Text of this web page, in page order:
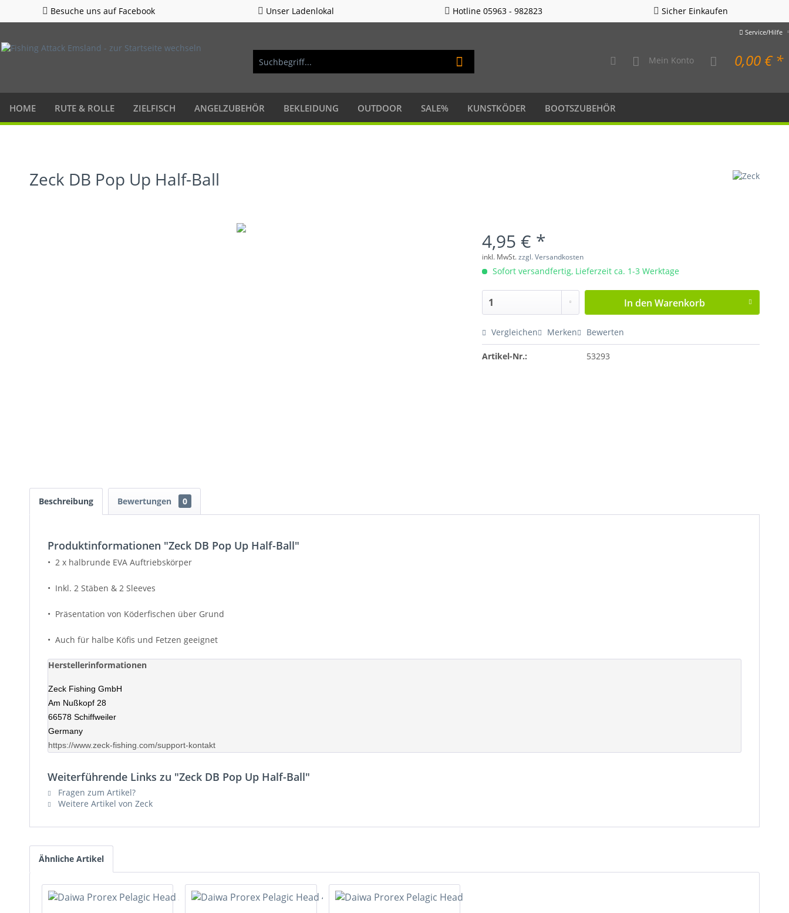
Besuche uns auf Facebook Unser Ladenlokal Hotline 05963 - 982823 Sicher Einkaufen
Service/Hilfe
Mein Konto 0,00 € *
HOME RUTE & ROLLE ZIELFISCH ANGELZUBEHÖR BEKLEIDUNG OUTDOOR SALE% KUNSTKÖDER BOOTSZUBEHÖR
Zeck DB Pop Up Half-Ball
4,95 € *
inkl. MwSt.zzgl. Versandkosten
Sofort versandfertig, Lieferzeit ca. 1-3 Werktage
In den Warenkorb
Vergleichen Merken Bewerten
Artikel-Nr.: 53293
Beschreibung Bewertungen 0
Produktinformationen "Zeck DB Pop Up Half-Ball"
• 2 x halbrunde EVA Auftriebskörper
• Inkl. 2 Stäben & 2 Sleeves
• Präsentation von Köderfischen über Grund
• Auch für halbe Köfis und Fetzen geeignet
Herstellerinformationen
Zeck Fishing GmbH
Am Nußkopf 28
66578 Schiffweiler
Germany
https://www.zeck-fishing.com/support-kontakt
Weiterführende Links zu "Zeck DB Pop Up Half-Ball"
Fragen zum Artikel?
Weitere Artikel von Zeck
Ähnliche Artikel